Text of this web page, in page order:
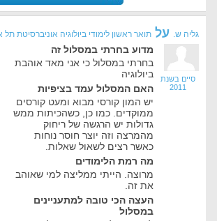
גליה ש. על תואר ראשון לימודי ביולוגיה אוניברסיטת תל
סיים בשנת
2011
מדוע בחרתי במסלול זה
בחרתי במסלול כי אני מאד אוהבת
ביולוגיה
האם המסלול עמד בציפיות
יש המון קורסי מבוא ומעט קורסים
ממוקדים. כמו כן, כשהכיתות ממש
גדולות יש הרגשה של ריחוק
מהמרצה וזה יוצר חוסר נוחות
כאשר רצים לשאול שאלות.
מה רמת הלימודים
מרוצה. הייתי ממליצה למי שאוהב
את זה.
העצה הכי טובה למתעניינים
במסלול